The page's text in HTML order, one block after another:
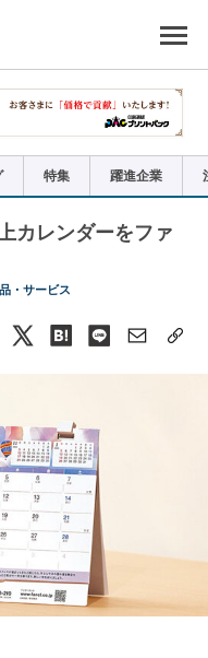
特集 躍進企業
カレンダーをファ
・サービス